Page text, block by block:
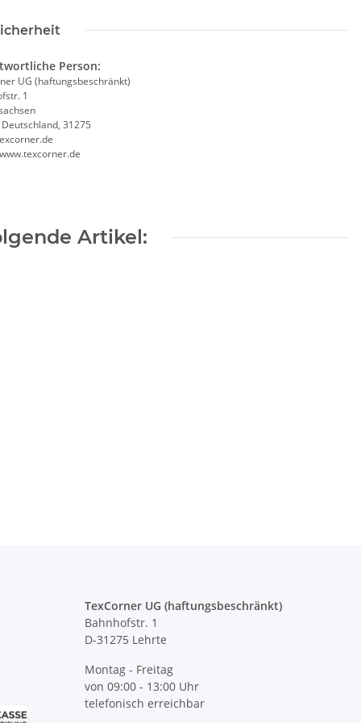
Person:
UG (haftungsbeschränkt)
1
31275
Artikel:
/
inkl.
TexCorner UG (haftungsbeschränkt)
Bahnhofstr. 1
D-31275 Lehrte
Montag - Freitag
von 09:00 - 13:00 Uhr
telefonisch erreichbar